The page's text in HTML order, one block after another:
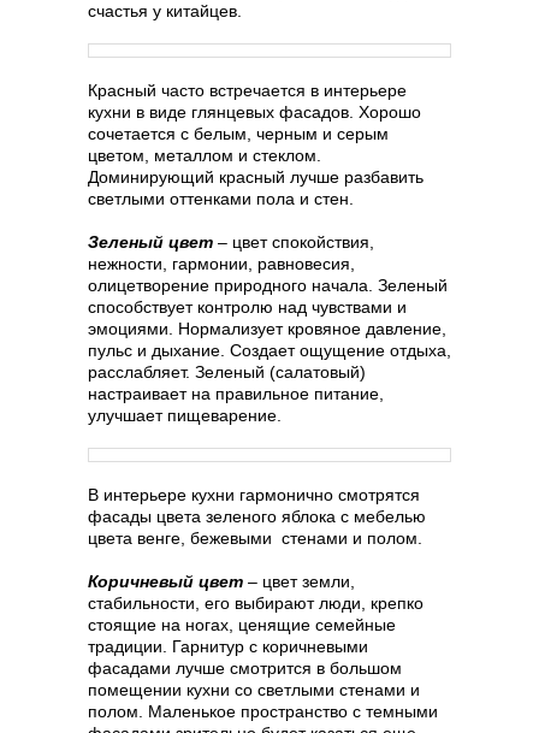
счастья у китайцев.
Красный часто встречается в интерьере
кухни в виде глянцевых фасадов. Хорошо
сочетается с белым, черным и серым
цветом, металлом и стеклом.
Доминирующий красный лучше разбавить
светлыми оттенками пола и стен.
Зеленый цвет – цвет спокойствия,
нежности, гармонии, равновесия,
олицетворение природного начала. Зеленый
способствует контролю над чувствами и
эмоциями. Нормализует кровяное давление,
пульс и дыхание. Создает ощущение отдыха,
расслабляет. Зеленый (салатовый)
настраивает на правильное питание,
улучшает пищеварение.
В интерьере кухни гармонично смотрятся
фасады цвета зеленого яблока с мебелью
цвета венге, бежевыми стенами и полом.
Коричневый цвет – цвет земли,
стабильности, его выбирают люди, крепко
стоящие на ногах, ценящие семейные
традиции. Гарнитур с коричневыми
фасадами лучше смотрится в большом
помещении кухни со светлыми стенами и
полом. Маленькое пространство с темными